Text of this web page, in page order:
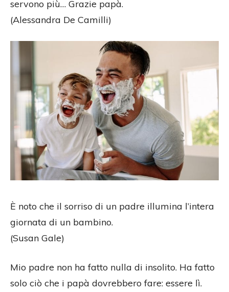
servono più… Grazie papà.
(Alessandra De Camilli)
È noto che il sorriso di un padre illumina l’intera
giornata di un bambino.
(Susan Gale)
Mio padre non ha fatto nulla di insolito. Ha fatto
solo ciò che i papà dovrebbero fare: essere lì.